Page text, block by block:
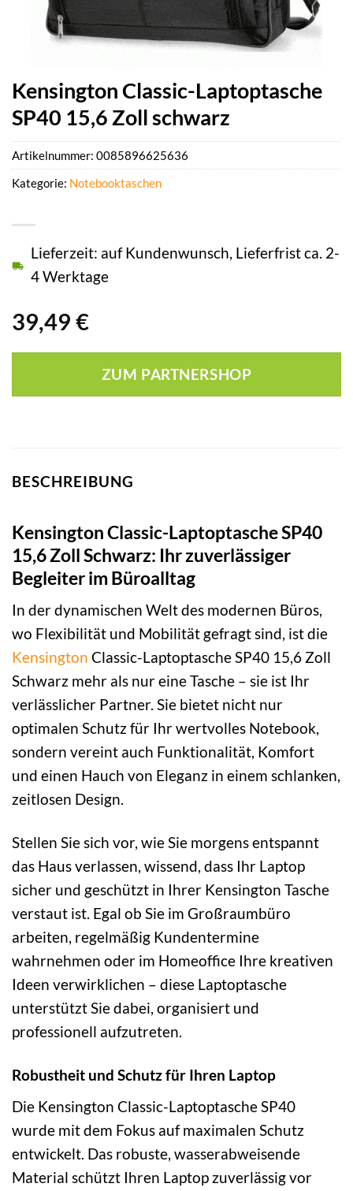
Kensington Classic-Laptoptasche
SP40 15,6 Zoll schwarz
39,49 €
Lieferzeit: auf Kundenwunsch, Lieferfrist ca. 2-
4 Werktage
ZUM PARTNERSHOP
Artikelnummer: 0085896625636
Kategorie: Notebooktaschen
BESCHREIBUNG
Kensington Classic-Laptoptasche SP40
15,6 Zoll Schwarz: Ihr zuverlässiger
Begleiter im Büroalltag
In der dynamischen Welt des modernen Büros,
wo Flexibilität und Mobilität gefragt sind, ist die
Kensington Classic-Laptoptasche SP40 15,6 Zoll
Schwarz mehr als nur eine Tasche – sie ist Ihr
verlässlicher Partner. Sie bietet nicht nur
optimalen Schutz für Ihr wertvolles Notebook,
sondern vereint auch Funktionalität, Komfort
und einen Hauch von Eleganz in einem schlanken,
zeitlosen Design.
Stellen Sie sich vor, wie Sie morgens entspannt
das Haus verlassen, wissend, dass Ihr Laptop
sicher und geschützt in Ihrer Kensington Tasche
verstaut ist. Egal ob Sie im Großraumbüro
arbeiten, regelmäßig Kundentermine
wahrnehmen oder im Homeoffice Ihre kreativen
Ideen verwirklichen – diese Laptoptasche
unterstützt Sie dabei, organisiert und
professionell aufzutreten.
Robustheit und Schutz für Ihren Laptop
Die Kensington Classic-Laptoptasche SP40
wurde mit dem Fokus auf maximalen Schutz
entwickelt. Das robuste, wasserabweisende
Material schützt Ihren Laptop zuverlässig vor